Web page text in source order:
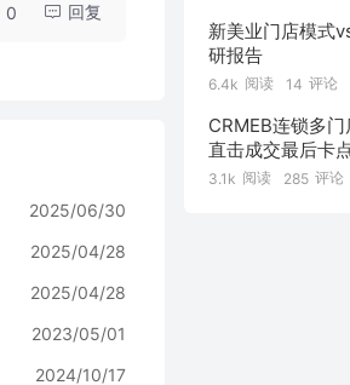
0
回复
2025/06/30
2025/04/28
2025/04/28
2023/05/01
2024/10/17
新美业门店模式
研报告
6.4k 阅读 14 评论
CRMEB连锁多门
直击成交最后卡
单！
3.1k 阅读 285 评论